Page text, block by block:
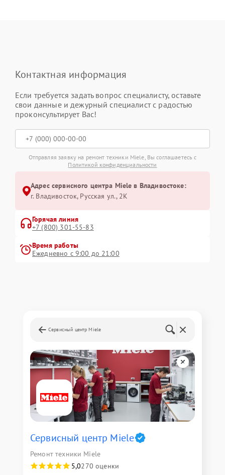
Контактная информация
Если требуется задать вопрос специалисту, оставьте
свои данные и дежурный специалист с радостью
проконсультирует Вас!
Отправляя заявку на ремонт техники Miele, Вы соглашаетесь с
Политикой конфиденциальности
Адрес сервисного центра Miele в Владивостоке:
г. Владивосток, Русская ул., 2К
Горячая линия
+7 (800) 301-55-83
Время работы
Ежедневно с 9:00 до 21:00
Сервисный центр Miele
Сервисный центр Miele
Ремонт техники Miele
5,0270 оценки